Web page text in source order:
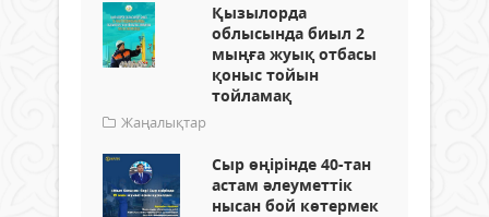
Қызылорда
облысында биыл 2
мыңға жуық отбасы
қоныс тойын
тойламақ
Жаңалықтар
Сыр өңірінде 40-тан
астам әлеуметтік
нысан бой көтермек